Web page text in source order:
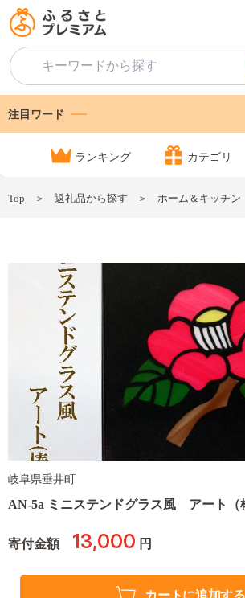
注目ワード
ランキング カテゴリ
Top 返礼品から探す ホーム＆キッチン
岐阜県垂井町
AN-5a ミニステンドグラス風 アート（
寄付金額 13,000 円
カートに追加する